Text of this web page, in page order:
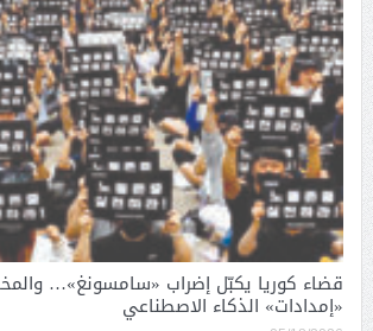
قضاء كوريا يكبّل إضراب «سامسونغ»…
«إمدادات» الذكاء الاصطناعي